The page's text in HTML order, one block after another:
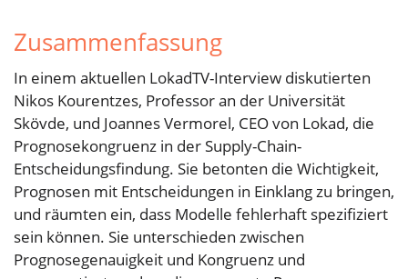
Zusammenfassung
In einem aktuellen LokadTV-Interview diskutierten
Nikos Kourentzes, Professor an der Universität
Skövde, und Joannes Vermorel, CEO von Lokad, die
Prognosekongruenz in der Supply-Chain-
Entscheidungsfindung. Sie betonten die Wichtigkeit,
Prognosen mit Entscheidungen in Einklang zu bringen,
und räumten ein, dass Modelle fehlerhaft spezifiziert
sein können. Sie unterschieden zwischen
Prognosegenauigkeit und Kongruenz und